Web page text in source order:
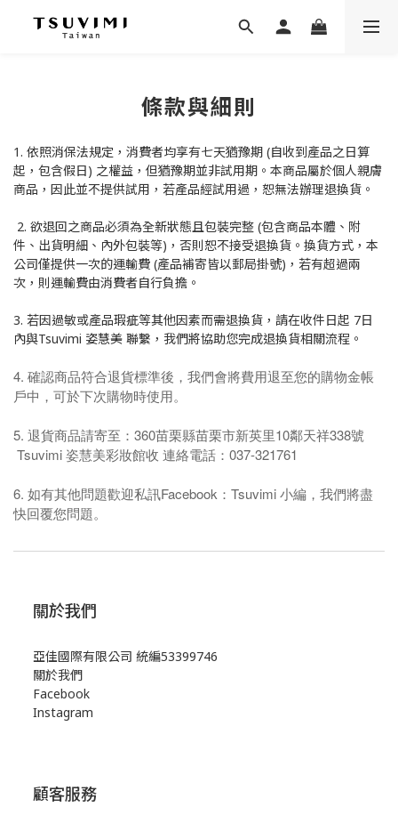
條款與細則
1. 依照消保法規定，消費者均享有七天猶豫期 (自收到產品之日算
起，包含假日) 之權益，但猶豫期並非試用期。本商品屬於個人親膚
商品，因此並不提供試用，若產品經試用過，恕無法辦理退換貨。
2. 欲退回之商品必須為全新狀態且包裝完整 (包含商品本體、附
件、出貨明細、內外包裝等)，否則恕不接受退換貨。換貨方式，本
公司僅提供一次的運輸費 (產品補寄皆以郵局掛號)，若有超過兩
次，則運輸費由消費者自行負擔。
3. 若因過敏或產品瑕疵等其他因素而需退換貨，請在收件日起 7日
內與Tsuvimi 姿慧美 聯繫，我們將協助您完成退換貨相關流程。
4. 確認商品符合退貨標準後，我們會將費用退至您的購物金帳
戶中，可於下次購物時使用。
5. 退貨商品請寄至：360苗栗縣苗栗市新英里10鄰天祥338號
Tsuvimi 姿慧美彩妝館收 連絡電話：037-321761
6. 如有其他問題歡迎私訊Facebook：Tsuvimi 小編，我們將盡
快回覆您問題。
關於我們
亞佳國際有限公司 統編53399746
關於我們
Facebook
Instagram
顧客服務